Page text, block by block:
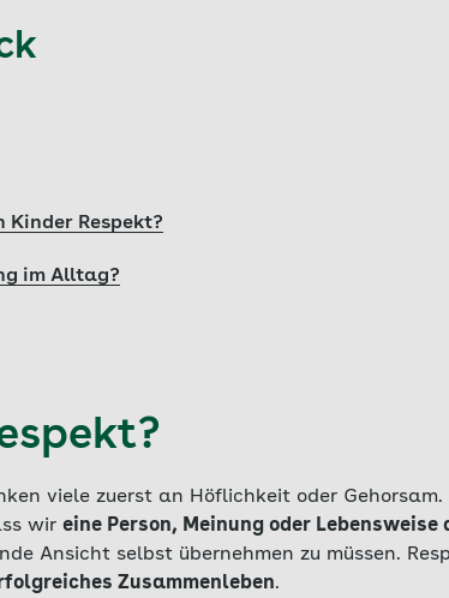
Kinder Respekt?
im Alltag?
viele zuerst an Höflichkeit oder
wir eine Person, Meinung oder Lebensweise
Ansicht selbst übernehmen zu müssen.
Zusammenleben.